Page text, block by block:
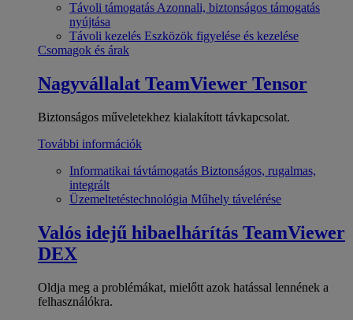
Távoli támogatás Azonnali, biztonságos támogatás
nyújtása
Távoli kezelés Eszközök figyelése és kezelése
Csomagok és árak
Nagyvállalat TeamViewer Tensor
Biztonságos műveletekhez kialakított távkapcsolat.
További információk
Informatikai távtámogatás Biztonságos, rugalmas,
integrált
Üzemeltetéstechnológia Műhely távelérése
Valós idejű hibaelhárítás TeamViewer
DEX
Oldja meg a problémákat, mielőtt azok hatással lennének a
felhasználókra.